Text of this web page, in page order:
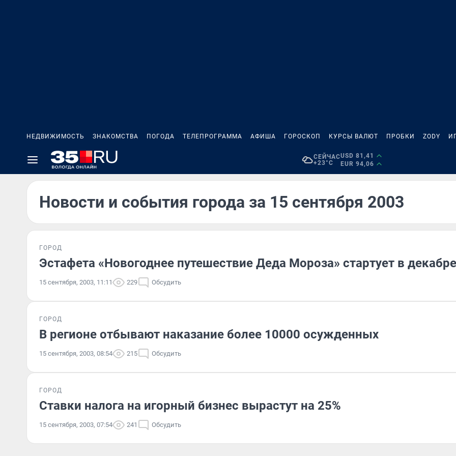
НЕДВИЖИМОСТЬ ЗНАКОМСТВА ПОГОДА ТЕЛЕПРОГРАММА АФИША ГОРОСКОП КУРСЫ ВАЛЮТ ПРОБКИ ZODY
СЕЙЧАС
+23°C
USD 81,41
EUR 94,06
Новости и события города за 15 сентября 2003
ГОРОД
Эстафета «Новогоднее путешествие Деда Мороза» стартует в декабре
15 сентября, 2003, 11:11 229 Обсудить
ГОРОД
В регионе отбывают наказание более 10000 осужденных
15 сентября, 2003, 08:54 215 Обсудить
ГОРОД
Ставки налога на игорный бизнес вырастут на 25%
15 сентября, 2003, 07:54 241 Обсудить